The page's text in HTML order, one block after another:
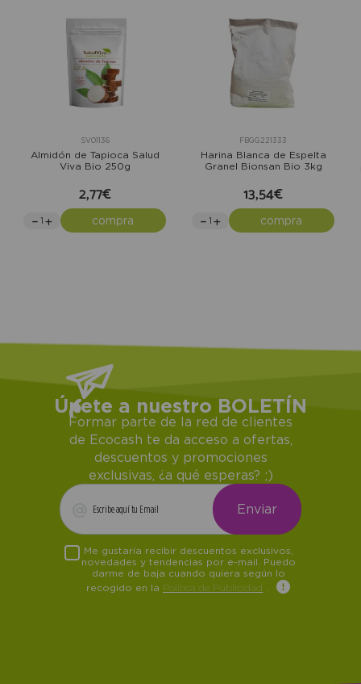
SV01136
Almidón de Tapioca Salud
Viva Bio 250g
2,77€
compra
FBGG221333
Harina Blanca de Espelta
Granel Bionsan Bio 3kg
13,54€
compra
Únete a nuestro BOLETÍN
Formar parte de la red de clientes
de Ecocash te da acceso a ofertas,
descuentos y promociones
exclusivas, ¿a qué esperas? ;)
Me gustaría recibir descuentos exclusivos,
novedades y tendencias por e-mail. Puedo
darme de baja cuando quiera según lo
recogido en la Política de Publicidad